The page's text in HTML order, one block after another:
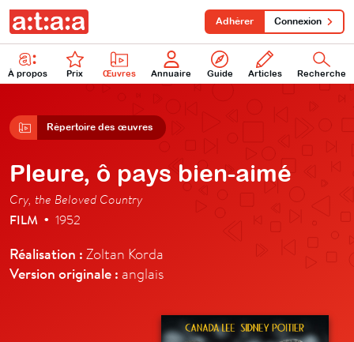
À propos Prix Œuvres Annuaire Guide Articles Recherche
Adhérer Connexion
Répertoire des œuvres
Pleure, ô pays bien-aimé
Cry, the Beloved Country
FILM • 1952
Réalisation : Zoltan Korda
Version originale : anglais